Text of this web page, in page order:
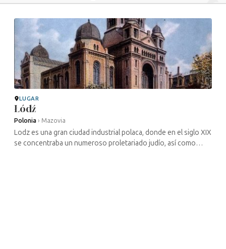
LUGAR
Łódź
Polonia › Mazovia
Lodz es una gran ciudad industrial polaca, donde en el siglo XIX
se concentraba un numeroso proletariado judío, así como